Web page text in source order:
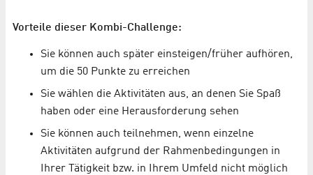
Vorteile dieser Kombi-Challenge:
Sie können auch später einsteigen/früher aufhören,
um die 50 Punkte zu erreichen
Sie wählen die Aktivitäten aus, an denen Sie Spaß
haben oder eine Herausforderung sehen
Sie können auch teilnehmen, wenn einzelne
Aktivitäten aufgrund der Rahmenbedingungen in
Ihrer Tätigkeit bzw. in Ihrem Umfeld nicht möglich